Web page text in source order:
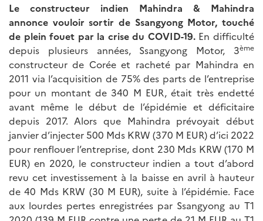
Le constructeur indien Mahindra & Mahindra
annonce vouloir sortir de Ssangyong Motor, touché
de plein fouet par la crise du COVID-19. En difficulté
depuis plusieurs années, Ssangyong Motor, 3ème
constructeur de Corée et racheté par Mahindra en
2011 via l’acquisition de 75% des parts de l’entreprise
pour un montant de 340 M EUR, était très endetté
avant même le début de l’épidémie et déficitaire
depuis 2017. Alors que Mahindra prévoyait début
janvier d’injecter 500 Mds KRW (370 M EUR) d’ici 2022
pour renflouer l’entreprise, dont 230 Mds KRW (170 M
EUR) en 2020, le constructeur indien a tout d’abord
revu cet investissement à la baisse en avril à hauteur
de 40 Mds KRW (30 M EUR), suite à l’épidémie. Face
aux lourdes pertes enregistrées par Ssangyong au T1